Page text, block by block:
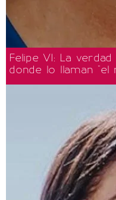
Felipe VI: La
donde lo llaman "el